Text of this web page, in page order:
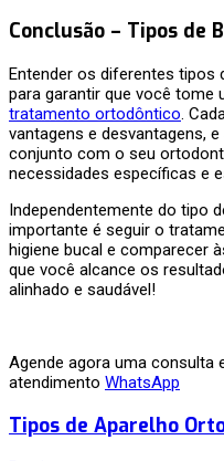
Conclusão – Tipos de
Entender os diferentes tipos
para garantir que você tome
tratamento ortodôntico.
vantagens e desvantagens,
conjunto com o seu
necessidades específicas e
Independentemente do tipo
importante é seguir o
higiene bucal e comparecer
que você alcance os
alinhado e saudável!
Agende agora uma consulta
atendimento WhatsApp
Tipos de Aparelho